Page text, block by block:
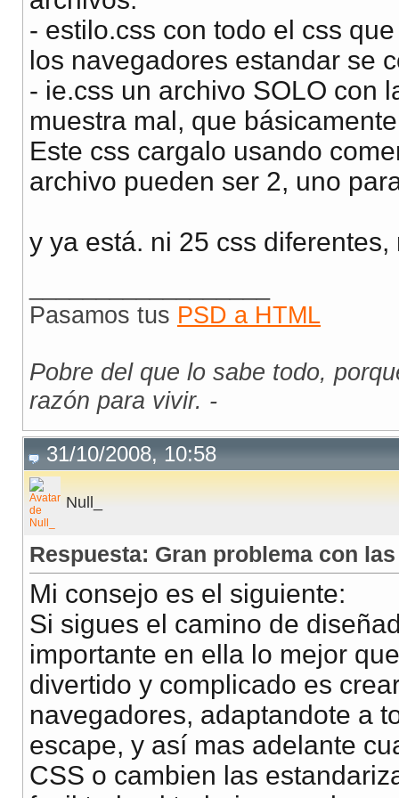
if
if
//
				}
				else{
					if((navigator.appName).indexOf("Opera")!=-1){
				}
			}
		}
</script>
- estilo.css con todo el css
los navegadores estandar se
- ie.css un archivo SOLO con
muestra mal, que
Este css cargalo usando
archivo pueden ser 2, uno
y ya está. ni 25 css diferentes,
Pasamos tus PSD a HTML
Pobre del que lo sabe todo,
razón para vivir. -
31/10/2008, 10:58
Null_
Respuesta: Gran problema con
Mi consejo es el siguiente:
Si sigues el camino de
importante en ella lo mejor
divertido y complicado es
navegadores, adaptandote a
escape, y así mas adelante
CSS o cambien las